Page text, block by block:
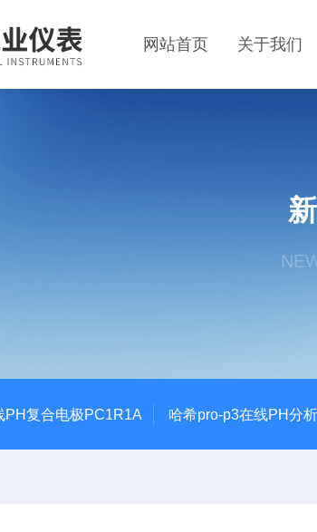
网站首页 关于我们
PH复合电极PC1R1A 哈希pro-p3在线PH分